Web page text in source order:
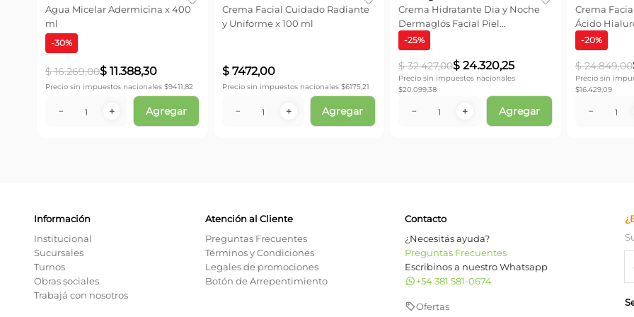
Agua Micelar Adermicina x 400
ml
-30%
$ 16.269,00$ 11.388,30
Precio sin impuestos nacionales $9411,82
＋
－ Agregar
Crema Facial Cuidado Radiante
y Uniforme x 100 ml
$ 7472,00
Precio sin impuestos nacionales $6175,21
＋
－ Agregar
Crema Hidratante Dia y Noche
Dermaglós Facial Piel
Equilibrada a Seca x 50 gr
-25%
$ 32.427,00$ 24.320,25
Precio sin impuestos nacionales
$20.099,38
＋
－ Agregar
Crema
Ácido
-20%
$ 24.849,00
Precio sin
$16.429,09
－
Información
Institucional
Sucursales
Turnos
Obras sociales
Trabajá con nosotros
Atención al Cliente
Preguntas Frecuentes
Términos y Condiciones
Legales de promociones
Botón de Arrepentimiento
Contacto
¿Necesitás ayuda?
Preguntas Frecuentes
Escribinos a nuestro Whatsapp
+54 381 581-0674
Ofertas